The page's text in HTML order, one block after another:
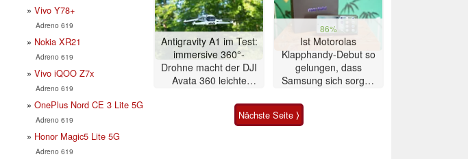
Vivo Y78+
Adreno 619
Nokia XR21
Adreno 619
Vivo iQOO Z7x
Adreno 619
OnePlus Nord CE 3 Lite 5G
Adreno 619
Honor Magic5 Lite 5G
Adreno 619
Antigravity A1 im Test:
immersive 360°-
Drohne macht der DJI
Avata 360 leichte
86%
Ist Motorolas
Klapphandy-Debut so
gelungen, dass
Samsung sich sorgen
Smartphone im Test
Nächste Seite ⟩